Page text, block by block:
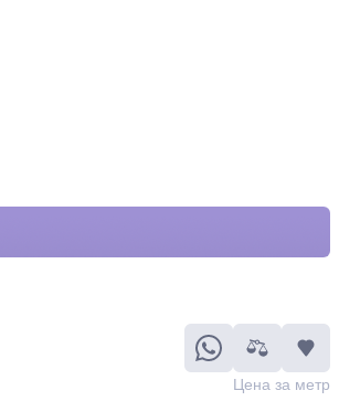
Цена за метр